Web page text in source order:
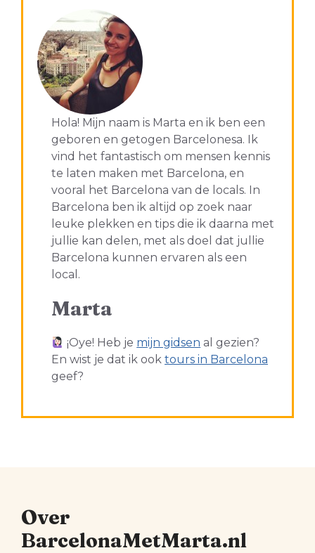
Hola! Mijn naam is Marta en ik ben een
geboren en getogen Barcelonesa. Ik
vind het fantastisch om mensen kennis
te laten maken met Barcelona, en
vooral het Barcelona van de locals. In
Barcelona ben ik altijd op zoek naar
leuke plekken en tips die ik daarna met
jullie kan delen, met als doel dat jullie
Barcelona kunnen ervaren als een
local.
Marta
¡Oye! Heb je mijn gidsen al gezien?
En wist je dat ik ook tours in Barcelona
geef?
Over
BarcelonaMetMarta.nl